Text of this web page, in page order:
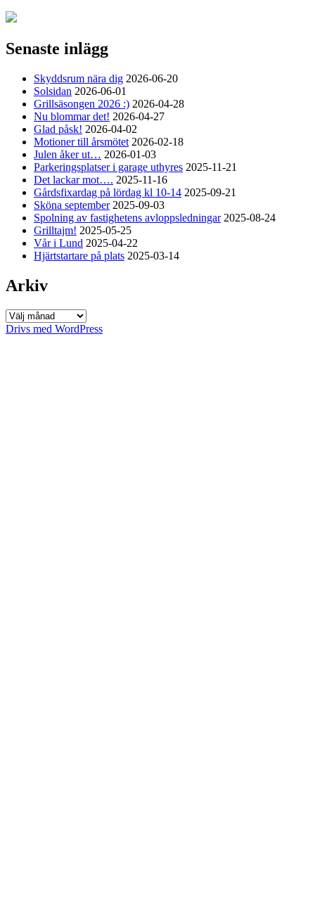
Senaste inlägg
Skyddsrum nära dig 2026-06-20
Solsidan 2026-06-01
Grillsäsongen 2026 :) 2026-04-28
Nu blommar det! 2026-04-27
Glad påsk! 2026-04-02
Motioner till årsmötet 2026-02-18
Julen åker ut… 2026-01-03
Parkeringsplatser i garage uthyres 2025-11-21
Det lackar mot…. 2025-11-16
Gårdsfixardag på lördag kl 10-14 2025-09-21
Sköna september 2025-09-03
Spolning av fastighetens avloppsledningar 2025-08-24
Grilltajm! 2025-05-25
Vår i Lund 2025-04-22
Hjärtstartare på plats 2025-03-14
Arkiv
Arkiv
Drivs med WordPress